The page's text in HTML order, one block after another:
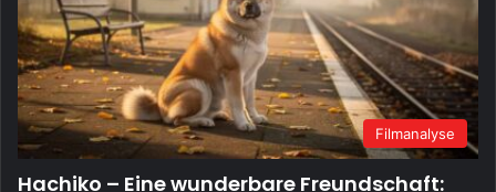
Filmanalyse
Hachiko – Eine wunderbare Freundschaft: